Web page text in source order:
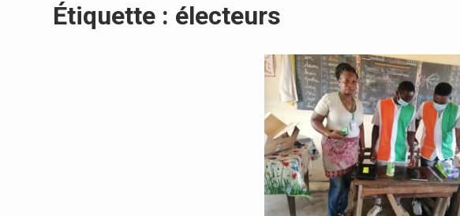
Étiquette : électeurs